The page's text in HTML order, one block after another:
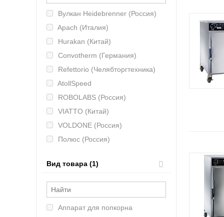
Вулкан Heidebrenner (Россия)
Apach (Италия)
Hurakan (Китай)
Convotherm (Германия)
Refettorio (Челябторгтехника)
AtollSpeed
ROBOLABS (Россия)
VIATTO (Китай)
VOLDONE (Россия)
Полюс (Россия)
KAYMAN (Россия)
KOBOR (Россия)
Rosso (Китай)
Вид товара (1)
Аппарат для попкорна